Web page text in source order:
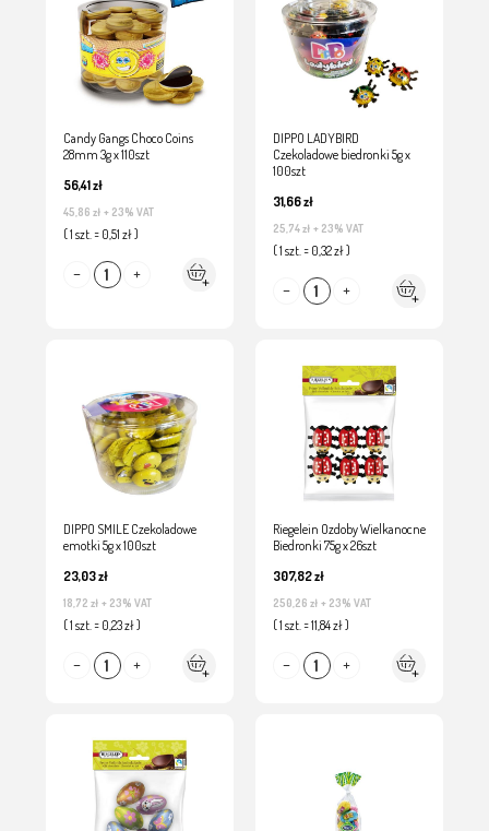
Candy Gangs Choco Coins
28mm 3g x 110szt
56,41 zł
45,86 zł + 23% VAT
( 1 szt. = 0,51 zł )
DIPPO LADYBIRD
Czekoladowe biedronki 5g x
100szt
31,66 zł
25,74 zł + 23% VAT
( 1 szt. = 0,32 zł )
DIPPO SMILE Czekoladowe
emotki 5g x 100szt
23,03 zł
18,72 zł + 23% VAT
( 1 szt. = 0,23 zł )
Riegelein Ozdoby Wielkanocne
Biedronki 75g x 26szt
307,82 zł
250,26 zł + 23% VAT
( 1 szt. = 11,84 zł )